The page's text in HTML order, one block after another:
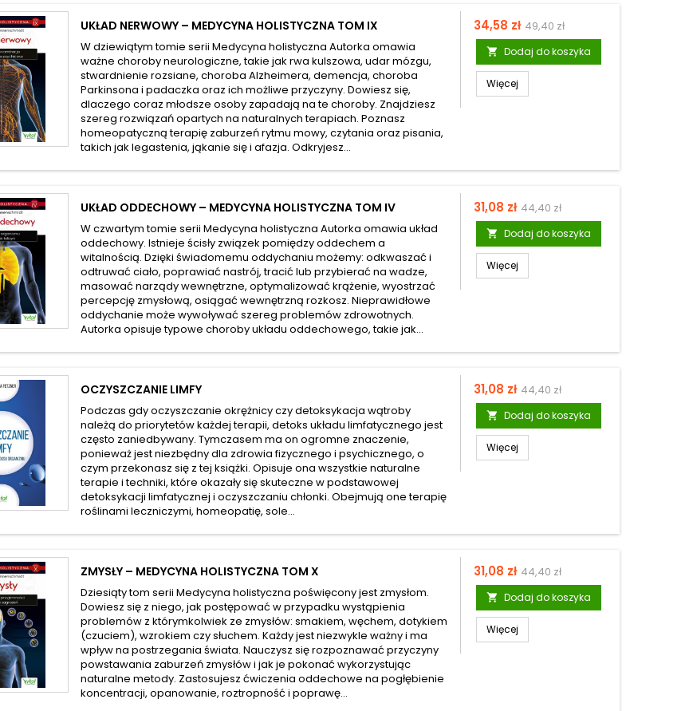
UKŁAD NERWOWY – MEDYCYNA HOLISTYCZNA TOM IX
W dziewiątym tomie serii Medycyna holistyczna Autorka omawia
ważne choroby neurologiczne, takie jak rwa kulszowa, udar mózgu,
stwardnienie rozsiane, choroba Alzheimera, demencja, choroba
Parkinsona i padaczka oraz ich możliwe przyczyny. Dowiesz się,
dlaczego coraz młodsze osoby zapadają na te choroby. Znajdziesz
szereg rozwiązań opartych na naturalnych terapiach. Poznasz
homeopatyczną terapię zaburzeń rytmu mowy, czytania oraz pisania,
takich jak legastenia, jąkanie się i afazja. Odkryjesz...
Cena
34,58 zł Cena
podstawowa
49,40 zł
 Dodaj do koszyka
Więcej
UKŁAD ODDECHOWY – MEDYCYNA HOLISTYCZNA TOM IV
W czwartym tomie serii Medycyna holistyczna Autorka omawia układ
oddechowy. Istnieje ścisły związek pomiędzy oddechem a
witalnością. Dzięki świadomemu oddychaniu możemy: odkwaszać i
odtruwać ciało, poprawiać nastrój, tracić lub przybierać na wadze,
masować narządy wewnętrzne, optymalizować krążenie, wyostrzać
percepcję zmysłową, osiągać wewnętrzną rozkosz. Nieprawidłowe
oddychanie może wywoływać szereg problemów zdrowotnych.
Autorka opisuje typowe choroby układu oddechowego, takie jak...
Cena
31,08 zł Cena
podstawowa
44,40 zł
 Dodaj do koszyka
Więcej
OCZYSZCZANIE LIMFY
Podczas gdy oczyszczanie okrężnicy czy detoksykacja wątroby
należą do priorytetów każdej terapii, detoks układu limfatycznego jest
często zaniedbywany. Tymczasem ma on ogromne znaczenie,
ponieważ jest niezbędny dla zdrowia fizycznego i psychicznego, o
czym przekonasz się z tej książki. Opisuje ona wszystkie naturalne
terapie i techniki, które okazały się skuteczne w podstawowej
detoksykacji limfatycznej i oczyszczaniu chłonki. Obejmują one terapię
roślinami leczniczymi, homeopatię, sole...
Cena
31,08 zł Cena
podstawowa
44,40 zł
 Dodaj do koszyka
Więcej
ZMYSŁY – MEDYCYNA HOLISTYCZNA TOM X
Dziesiąty tom serii Medycyna holistyczna poświęcony jest zmysłom.
Dowiesz się z niego, jak postępować w przypadku wystąpienia
problemów z którymkolwiek ze zmysłów: smakiem, węchem, dotykiem
(czuciem), wzrokiem czy słuchem. Każdy jest niezwykle ważny i ma
wpływ na postrzegania świata. Nauczysz się rozpoznawać przyczyny
powstawania zaburzeń zmysłów i jak je pokonać wykorzystując
naturalne metody. Zastosujesz ćwiczenia oddechowe na pogłębienie
koncentracji, opanowanie, roztropność i poprawę...
Cena
31,08 zł Cena
podstawowa
44,40 zł
 Dodaj do koszyka
Więcej